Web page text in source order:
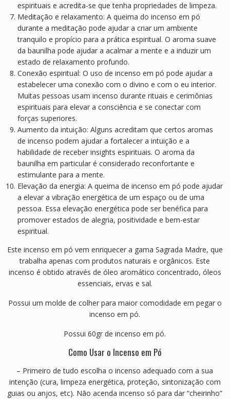
espirituais e acredita-se que tenha propriedades de limpeza.
Meditação e relaxamento: A queima do incenso em pó
durante a meditação pode ajudar a criar um ambiente
tranquilo e propício para a prática espiritual. O aroma suave
da baunilha pode ajudar a acalmar a mente e a induzir um
estado de relaxamento profundo.
Conexão espiritual: O uso de incenso em pó pode ajudar a
estabelecer uma conexão com o divino e com o eu interior.
Muitas pessoas usam incenso durante rituais e cerimônias
espirituais para elevar a consciência e se conectar com
forças superiores.
Aumento da intuição: Alguns acreditam que certos aromas
de incenso podem ajudar a fortalecer a intuição e a
habilidade de receber insights espirituais. O aroma da
baunilha em particular é considerado reconfortante e
estimulante para a mente.
Elevação da energia: A queima de incenso em pó pode ajudar
a elevar a vibração energética de um espaço ou de uma
pessoa. Essa elevação energética pode ser benéfica para
promover estados de alegria, positividade e bem-estar
espiritual.
Este incenso em pó vem enriquecer a gama Sagrada Madre, que
trabalha apenas com produtos naturais e orgânicos. Este
incenso é obtido através de óleo aromático concentrado, óleos
essenciais, ervas e sal.
Possui um molde de colher para maior comodidade em pegar o
incenso em pó.
Possui 60gr de incenso em pó.
Como Usar o Incenso em Pó
– Primeiro de tudo escolha o incenso adequado com a sua
intenção (cura, limpeza energética, proteção, sintonização com
guias ou anjos, etc). Não acenda incenso só para dar “cheirinho”